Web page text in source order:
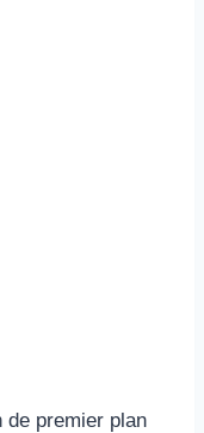
de premier plan